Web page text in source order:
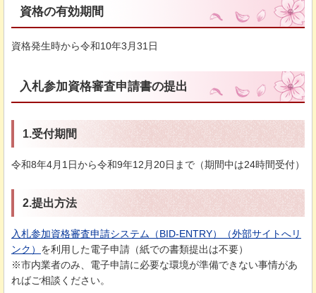
資格の有効期間
資格発生時から令和10年3月31日
入札参加資格審査申請書の提出
1.受付期間
令和8年4月1日から令和9年12月20日まで（期間中は24時間受付）
2.提出方法
入札参加資格審査申請システム（BID-ENTRY）（外部サイトへリ
ンク） を利用した電子申請（紙での書類提出は不要）
※市内業者のみ、電子申請に必要な環境が準備できない事情があ
ればご相談ください。